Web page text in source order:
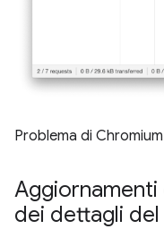
Problema di
Aggiornamenti
dei dettagli